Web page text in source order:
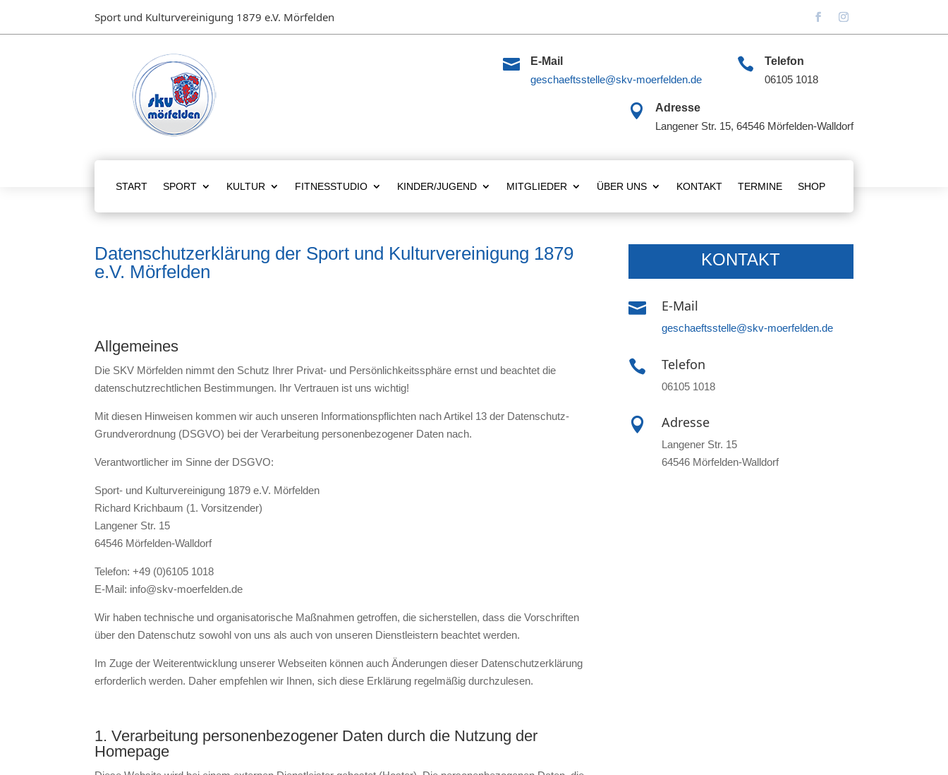
Sport und Kulturvereinigung 1879 e.V. Mörfelden

E-Mail
geschaeftsstelle@skv-moerfelden.de

Telefon
06105 1018

Adresse
Langener Str. 15, 64546 Mörfelden-Walldorf
START SPORT KULTUR FITNESSTUDIO KINDER/JUGEND MITGLIEDER ÜBER UNS KONTAKT TERMINE SHOP
Datenschutzerklärung der Sport und Kulturvereinigung 1879
e.V. Mörfelden​
Allgemeines
Die SKV Mörfelden nimmt den Schutz Ihrer Privat- und Persönlichkeitssphäre ernst und beachtet die
datenschutzrechtlichen Bestimmungen. Ihr Vertrauen ist uns wichtig!
Mit diesen Hinweisen kommen wir auch unseren Informationspflichten nach Artikel 13 der Datenschutz-
Grundverordnung (DSGVO) bei der Verarbeitung personenbezogener Daten nach.
Verantwortlicher im Sinne der DSGVO:
Sport- und Kulturvereinigung 1879 e.V. Mörfelden
Richard Krichbaum (1. Vorsitzender)
Langener Str. 15
64546 Mörfelden-Walldorf
Telefon: +49 (0)6105 1018
E-Mail: info@skv-moerfelden.de
Wir haben technische und organisatorische Maßnahmen getroffen, die sicherstellen, dass die Vorschriften
über den Datenschutz sowohl von uns als auch von unseren Dienstleistern beachtet werden.
Im Zuge der Weiterentwicklung unserer Webseiten können auch Änderungen dieser Datenschutzerklärung
erforderlich werden. Daher empfehlen wir Ihnen, sich diese Erklärung regelmäßig durchzulesen.
1. Verarbeitung personenbezogener Daten durch die Nutzung der
Homepage
KONTAKT
 E-Mail
geschaeftsstelle@skv-moerfelden.de
 Telefon
06105 1018
 Adresse
Langener Str. 15
64546 Mörfelden-Walldorf